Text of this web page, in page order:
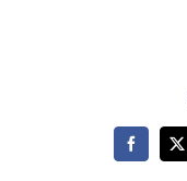
Facebook
X